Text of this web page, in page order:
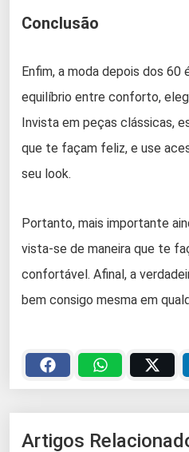
Conclusão
Enfim, a moda depois dos 60
equilíbrio entre conforto,
Invista em peças clássicas,
que te façam feliz, e use
seu look.
Portanto, mais importante
vista-se de maneira que te
confortável. Afinal, a
bem consigo mesma em
Artigos